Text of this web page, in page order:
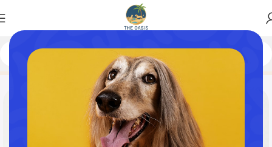
Home ロールケーキノーズワークおもちゃ